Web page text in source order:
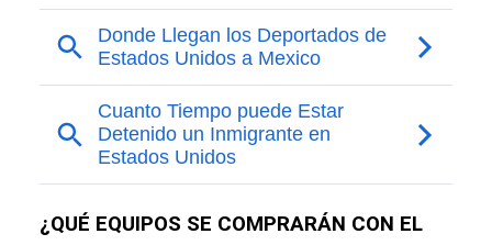
¿QUÉ EQUIPOS SE COMPRARÁN CON EL